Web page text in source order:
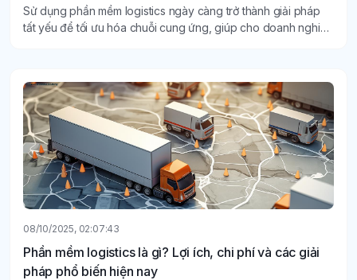
Sử dụng phần mềm logistics ngày càng trở thành giải pháp
tất yếu để tối ưu hóa chuỗi cung ứng, giúp cho doanh nghiệp
08/10/2025, 02:07:43
Phần mềm logistics là gì? Lợi ích, chi phí và các giải
pháp phổ biến hiện nay